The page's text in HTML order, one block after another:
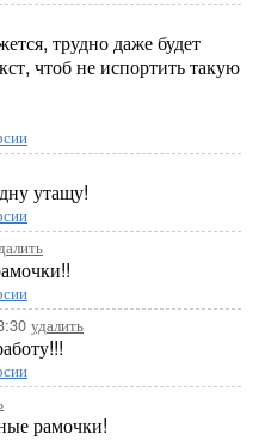
трудно даже будет
чтоб не испортить такую
утащу!
удалить
рамочки!